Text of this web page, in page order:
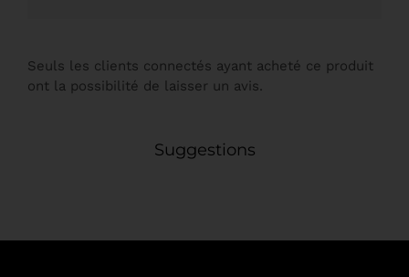
Seuls les clients connectés ayant acheté ce produit
ont la possibilité de laisser un avis.
Suggestions